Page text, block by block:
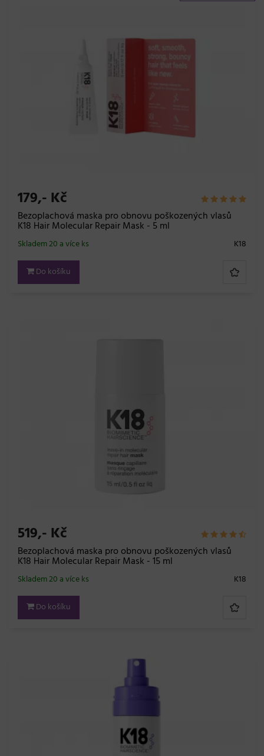
179,- Kč
Bezoplachová maska pro obnovu poškozených vlasů
K18 Hair Molecular Repair Mask - 5 ml
K18
Skladem 20 a více ks
Do košíku
519,- Kč
Bezoplachová maska pro obnovu poškozených vlasů
K18 Hair Molecular Repair Mask - 15 ml
K18
Skladem 20 a více ks
Do košíku